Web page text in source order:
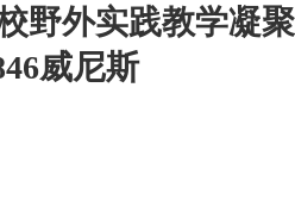
野外实践教学凝聚
威尼斯